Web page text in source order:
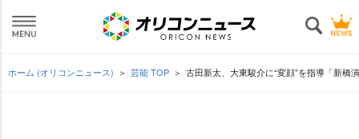
ホーム (オリコンニュース) 芸能 TOP 古田新太、大東駿介に“変顔”を指導「新橋